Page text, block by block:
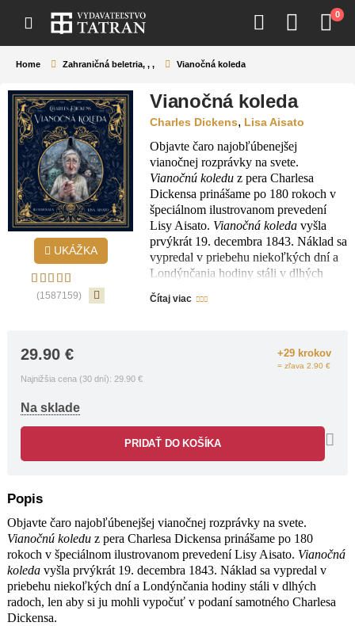
0
Home Zahraničná beletria, , , Vianočná koleda
UKÁŽKA
(1587159)
Vianočná koleda
Charles Dickens, Lisa Aisato
Objavte čaro najobľúbenejšej
vianočnej rozprávky na svete.
Vianočnú koledu z pera Charlesa
Dickensa prinášame po 180 rokoch v
špeciálnom ilustrovanom prevedení
Lisy Aisato. Vianočná koleda vyšla
prvýkrát 19. decembra 1843. Náklad sa
vypredal v priebehu niekoľkých dní a
Londýnčania hodiny stáli v dlhých
podaní samotného Charlesa Dickensa.
a nenávidí Vianoce. Vždy sedáva sám
vo svojom veľkom chladnom dome
hostine. Scrooge sa uloží do postele,
ale akosi nedokáže zaspať. Vtom ho
navštívia traja duchovia a jeden po
dovtedy myslel. Prehodnotí svoj
životný postoj alebo ostane naďalej
plný zloby a nenávisti?
Vianočnú klasiku dopĺňajú snové
ilustrácie umelkyne Lisy Aisato, ktoré
z predvianočného čítania urobia
Čítaj viac
29.90€
Najnižšia cena (30 dní): 29.90 €
+29 krokov
= zľava 2.90 €
Na sklade
PRIDAŤ DO KOŠÍKA
Popis
Objavte čaro najobľúbenejšej vianočnej rozprávky na svete.
Vianočnú koledu z pera Charlesa Dickensa prinášame po 180
rokoch v špeciálnom ilustrovanom prevedení Lisy Aisato. Vianočná
koleda vyšla prvýkrát 19. decembra 1843. Náklad sa vypredal v
priebehu niekoľkých dní a Londýnčania hodiny stáli v dlhých
radoch, len aby si ju mohli vypočuť v podaní samotného Charlesa
Dickensa.